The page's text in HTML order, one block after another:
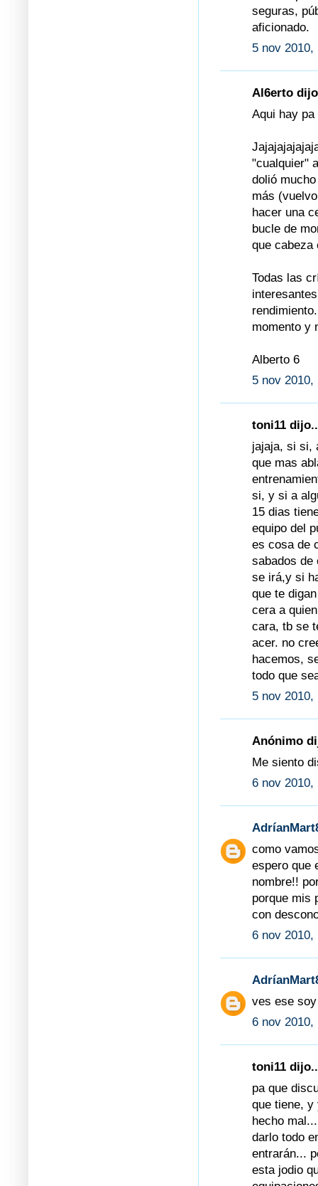
seguras,
aficionado.
5 nov 2010,
Al6erto
Aqui hay
"cualquier"
dolió
más
hacer una
bucle de
que cabeza
Todas las
momento y
Alberto 6
5 nov 2010,
toni11
jajaja, si si,
que mas
si, y si a
15 dias
equipo del
es cosa de
sabados de
se irá,y si
que te
cera a
cara, tb se
acer. no
hacemos,
todo que
5 nov 2010,
Anónimo
Me siento
6 nov 2010,
como
espero que
nombre!!
porque mis
con
6 nov 2010,
ves ese
6 nov 2010,
toni11
pa que
que tiene, y
hecho
darlo todo
entrarán...
esta jodio